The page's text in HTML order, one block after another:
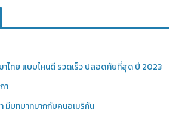
าไทย แบบไหนดี รวดเร็ว ปลอดภัยที่สุด ปี 2023
า
มีบทบาทมากกับคนอเมริกัน